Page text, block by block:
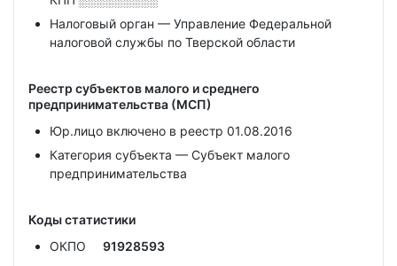
Налоговый орган — Управление Федеральной
налоговой службы по Тверской области
Реестр субъектов малого и среднего
предпринимательства (МСП)
Юр.лицо включено в реестр 01.08.2016
Категория субъекта — Субъект малого
предпринимательства
Коды статистики
ОКПО
91928593